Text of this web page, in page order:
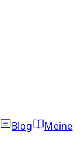
Blog
Meine